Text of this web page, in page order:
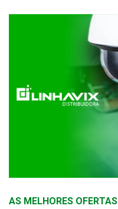
AS MELHORES OFERTAS